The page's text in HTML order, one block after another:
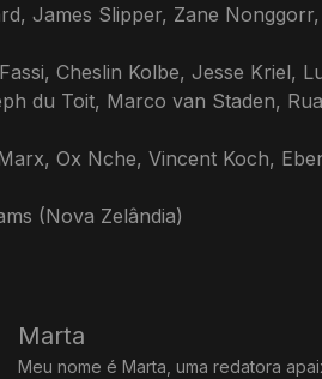
James Slipper, Zane
Cheslin Kolbe, Jesse Kriel,
du Toit, Marco van Staden,
Ox Nche, Vincent Koch,
(Nova Zelândia)
Marta
Meu nome é Marta, uma redatora